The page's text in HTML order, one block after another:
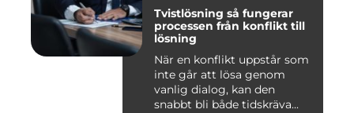
Tvistlösning så fungerar
processen från konflikt till
lösning
När en konflikt uppstår som
inte går att lösa genom
vanlig dialog, kan den
snabbt bli både tidskräva...